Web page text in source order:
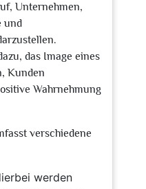
Unternehmen,
und
das Image eines
Kunden
Wahrnehmung
verschiedene
werden